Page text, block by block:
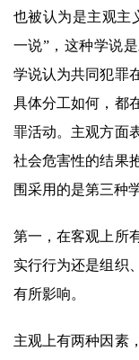
也被认为是主观主
一说”，这种学说
学说认为共同犯罪
具体分工如何，都
罪活动。主观方面
社会危害性的结果
围采用的是第三种
第一，在客观上所
实行行为还是组织
有所影响。
主观上有两种因素